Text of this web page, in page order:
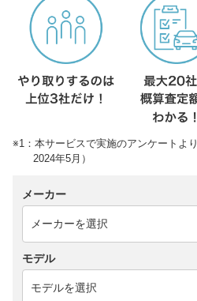
※1：本サービスで実施のアンケートよ
2024年5月）
メーカー
モデル